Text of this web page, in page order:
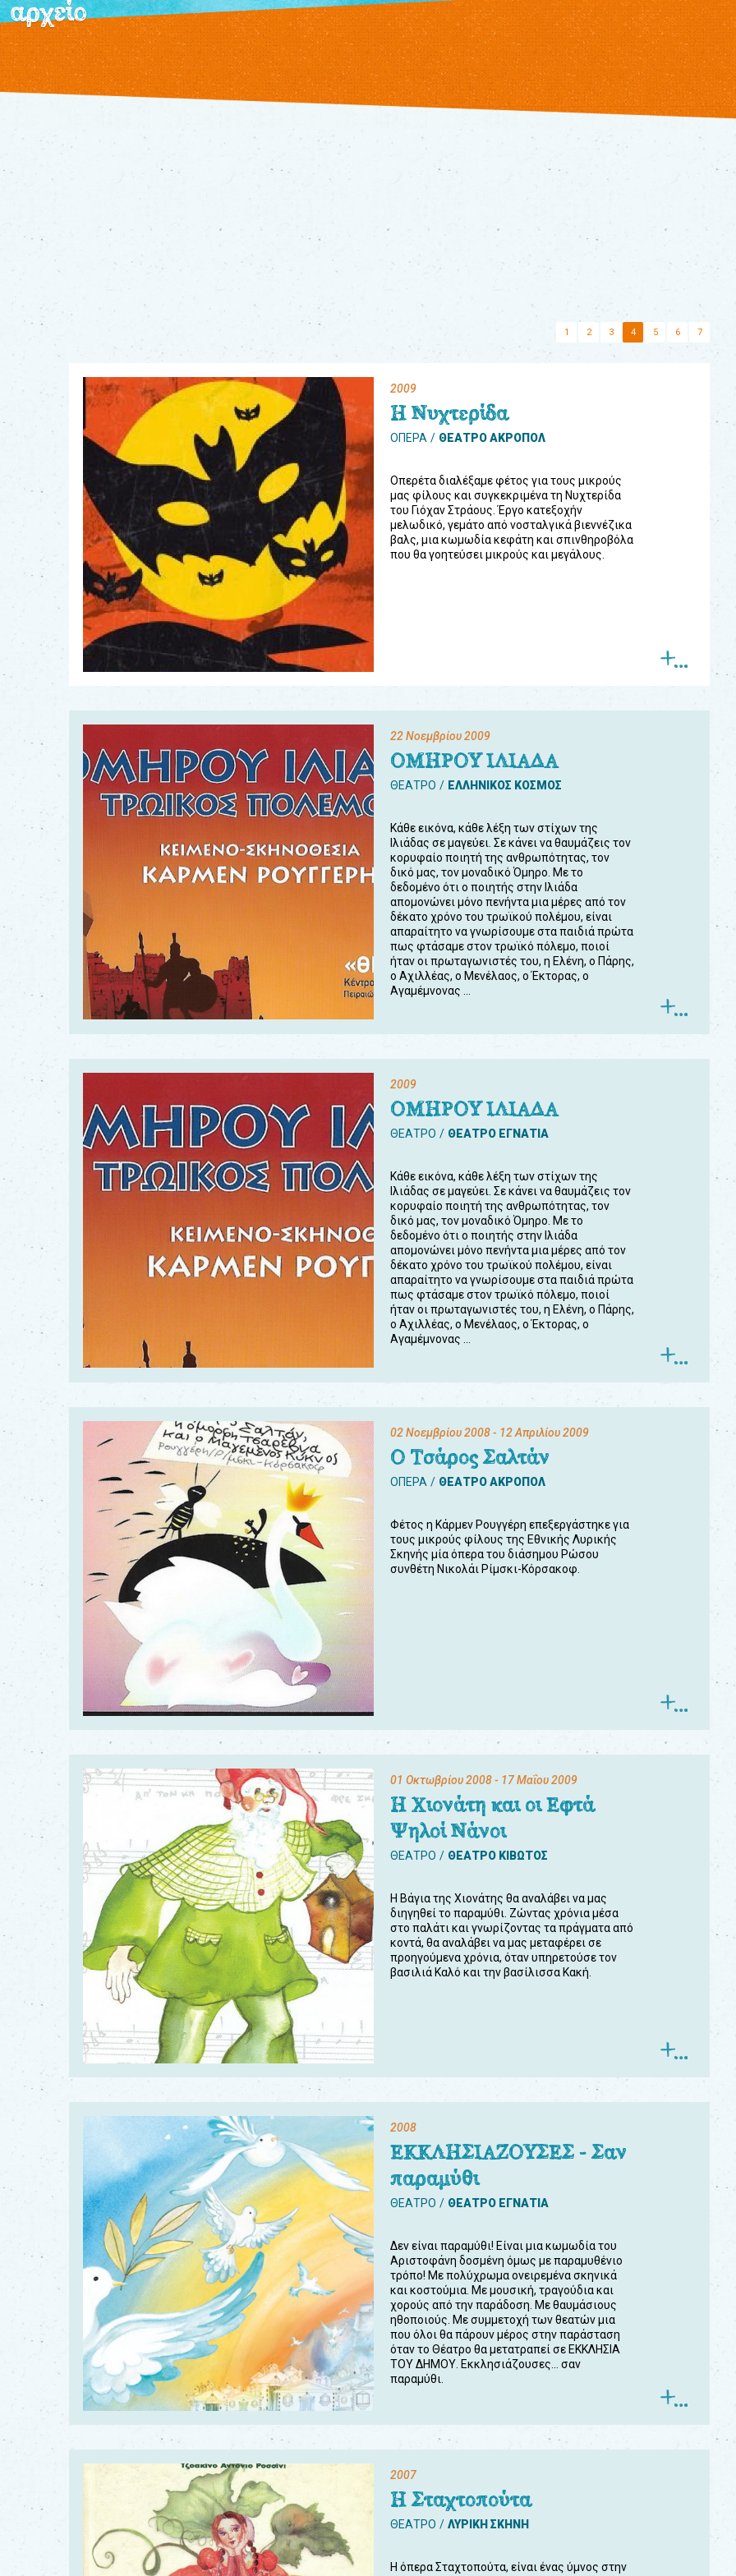
αρχείο
1 2 3 4 5 6 7
2009
Η Νυχτερίδα
ΟΠΕΡΑ ΘΕΑΤΡΟ ΑΚΡΟΠΟΛ
Οπερέτα διαλέξαμε φέτος για τους μικρούς
μας φίλους και συγκεκριμένα τη Νυχτερίδα
του Γιόχαν Στράους. Έργο κατεξοχήν
μελωδικό, γεμάτο από νοσταλγικά βιεννέζικα
βαλς, μια κωμωδία κεφάτη και σπινθηροβόλα
που θα γοητεύσει μικρούς και μεγάλους.
22 Νοεμβρίου 2009
ΟΜΗΡΟΥ ΙΛΙΑΔΑ
ΘΕΑΤΡΟ ΕΛΛΗΝΙΚΟΣ ΚΟΣΜΟΣ
Κάθε εικόνα, κάθε λέξη των στίχων της
Ιλιάδας σε μαγεύει. Σε κάνει να θαυμάζεις τον
κορυφαίο ποιητή της ανθρωπότητας, τον
δικό μας, τον μοναδικό Όμηρο. Με το
δεδομένο ότι ο ποιητής στην Ιλιάδα
απομονώνει μόνο πενήντα μια μέρες από τον
δέκατο χρόνο του τρωϊκού πολέμου, είναι
απαραίτητο να γνωρίσουμε στα παιδιά πρώτα
πως φτάσαμε στον τρωϊκό πόλεμο, ποιοί
ήταν οι πρωταγωνιστές του, η Ελένη, ο Πάρης,
ο Αχιλλέας, ο Μενέλαος, ο Έκτορας, ο
Αγαμέμνονας ...
2009
ΟΜΗΡΟΥ ΙΛΙΑΔΑ
ΘΕΑΤΡΟ ΘΕΑΤΡΟ ΕΓΝΑΤΙΑ
Κάθε εικόνα, κάθε λέξη των στίχων της
Ιλιάδας σε μαγεύει. Σε κάνει να θαυμάζεις τον
κορυφαίο ποιητή της ανθρωπότητας, τον
δικό μας, τον μοναδικό Όμηρο. Με το
δεδομένο ότι ο ποιητής στην Ιλιάδα
απομονώνει μόνο πενήντα μια μέρες από τον
δέκατο χρόνο του τρωϊκού πολέμου, είναι
απαραίτητο να γνωρίσουμε στα παιδιά πρώτα
πως φτάσαμε στον τρωϊκό πόλεμο, ποιοί
ήταν οι πρωταγωνιστές του, η Ελένη, ο Πάρης,
ο Αχιλλέας, ο Μενέλαος, ο Έκτορας, ο
Αγαμέμνονας ...
02 Νοεμβρίου 2008- 12 Απριλίου 2009
Ο Τσάρος Σαλτάν
ΟΠΕΡΑ ΘΕΑΤΡΟ ΑΚΡΟΠΟΛ
Φέτος η Κάρμεν Ρουγγέρη επεξεργάστηκε για
τους μικρούς φίλους της Εθνικής Λυρικής
Σκηνής μία όπερα του διάσημου Ρώσου
συνθέτη Νικολάι Ρίμσκι-Κόρσακοφ.
01 Οκτωβρίου 2008- 17 Μαΐου 2009
Η Χιονάτη και οι Εφτά
Ψηλοί Νάνοι
ΘΕΑΤΡΟ ΘΕΑΤΡΟ ΚΙΒΩΤΟΣ
Η Βάγια της Χιονάτης θα αναλάβει να μας
διηγηθεί το παραμύθι. Ζώντας χρόνια μέσα
στο παλάτι και γνωρίζοντας τα πράγματα από
κοντά, θα αναλάβει να μας μεταφέρει σε
προηγούμενα χρόνια, όταν υπηρετούσε τον
βασιλιά Καλό και την βασίλισσα Κακή.
2008
ΕΚΚΛΗΣΙΑΖΟΥΣΕΣ - Σαν
παραμύθι
ΘΕΑΤΡΟ ΘΕΑΤΡΟ ΕΓΝΑΤΙΑ
Δεν είναι παραμύθι! Είναι μια κωμωδία του
Αριστοφάνη δοσμένη όμως με παραμυθένιο
τρόπο! Με πολύχρωμα ονειρεμένα σκηνικά
και κοστούμια. Με μουσική, τραγούδια και
χορούς από την παράδοση. Με θαυμάσιους
ηθοποιούς. Με συμμετοχή των θεατών μια
που όλοι θα πάρουν μέρος στην παράσταση
όταν το Θέατρο θα μετατραπεί σε ΕΚΚΛΗΣΙΑ
ΤΟΥ ΔΗΜΟΥ. Εκκλησιάζουσες... σαν
παραμύθι.
2007
Η Σταχτοπούτα
ΘΕΑΤΡΟ ΛΥΡΙΚΗ ΣΚΗΝΗ
Η όπερα Σταχτοπούτα, είναι ένας ύμνος στην